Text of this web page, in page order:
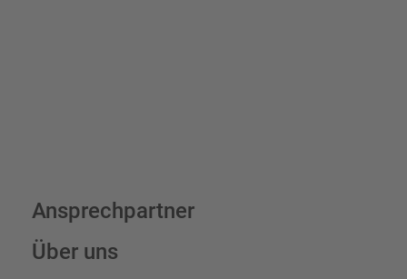
Ansprechpartner
Über uns